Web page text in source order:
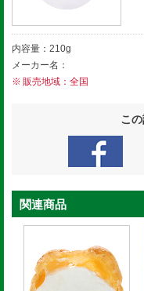
内容量：210g
メーカー名：
販売地域：全国
こ
関連商品